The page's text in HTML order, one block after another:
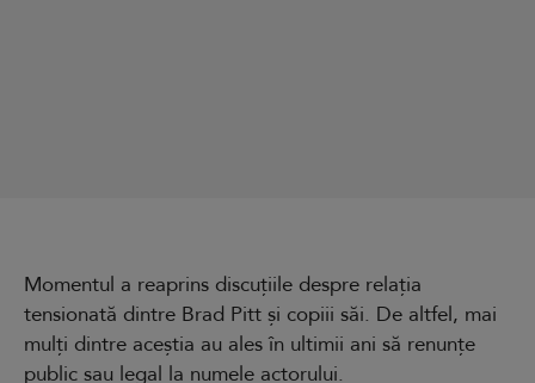
Momentul a reaprins discuțiile despre relația
tensionată dintre Brad Pitt și copiii săi. De altfel, mai
mulți dintre aceștia au ales în ultimii ani să renunțe
public sau legal la numele actorului.